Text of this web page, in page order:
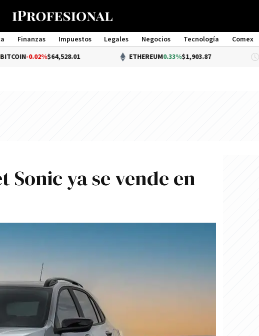
Finanzas Impuestos Legales Negocios Tecnología
Comex
Management
$64,528.01 ETHEREUM0.33%$1,903.87
Sonic ya se vende en